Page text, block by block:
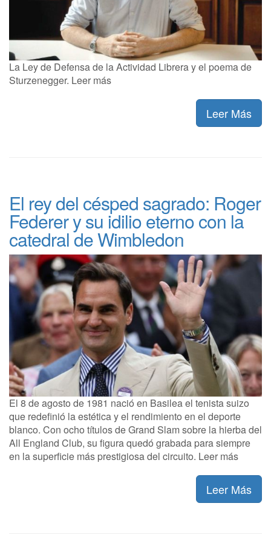
La Ley de Defensa de la Actividad Librera y el poema de
Sturzenegger. Leer más
Leer Más
El rey del césped sagrado: Roger
Federer y su idilio eterno con la
catedral de Wimbledon
El 8 de agosto de 1981 nació en Basilea el tenista suizo
que redefinió la estética y el rendimiento en el deporte
blanco. Con ocho títulos de Grand Slam sobre la hierba del
All England Club, su figura quedó grabada para siempre
en la superficie más prestigiosa del circuito. Leer más
Leer Más